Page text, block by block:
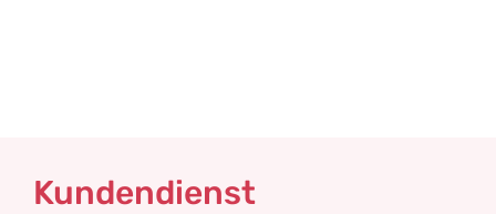
Kundendienst